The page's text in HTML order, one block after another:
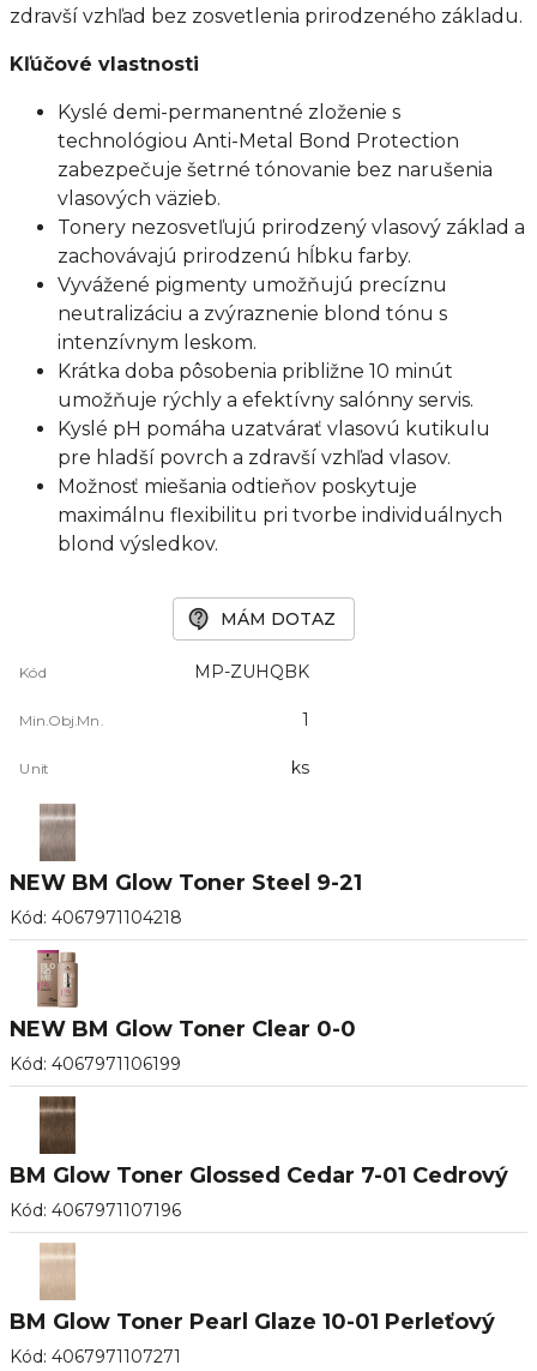
Kód MP-ZUHQBK
Min.Obj.Mn. 1
Unit ks
zdravší vzhľad bez zosvetlenia prirodzeného základu.
Kľúčové vlastnosti
Kyslé demi-permanentné zloženie s
technológiou Anti-Metal Bond Protection
zabezpečuje šetrné tónovanie bez narušenia
vlasových väzieb.
Tonery nezosvetľujú prirodzený vlasový základ a
zachovávajú prirodzenú hĺbku farby.
Vyvážené pigmenty umožňujú precíznu
neutralizáciu a zvýraznenie blond tónu s
intenzívnym leskom.
Krátka doba pôsobenia približne 10 minút
umožňuje rýchly a efektívny salónny servis.
Kyslé pH pomáha uzatvárať vlasovú kutikulu
pre hladší povrch a zdravší vzhľad vlasov.
Možnosť miešania odtieňov poskytuje
maximálnu flexibilitu pri tvorbe individuálnych
blond výsledkov.
MÁM DOTAZ
NEW BM Glow Toner Steel 9-21
Kód: 4067971104218
NEW BM Glow Toner Clear 0-0
Kód: 4067971106199
BM Glow Toner Glossed Cedar 7-01 Cedrový
Kód: 4067971107196
BM Glow Toner Pearl Glaze 10-01 Perleťový
Kód: 4067971107271